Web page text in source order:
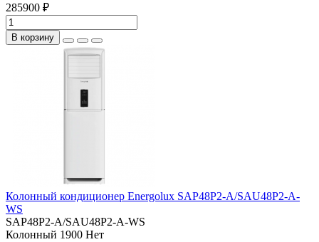
285900 ₽
В корзину
Колонный кондиционер Energolux SAP48P2-A/SAU48P2-A-
WS
SAP48P2-A/SAU48P2-A-WS
Колонный 1900 Нет